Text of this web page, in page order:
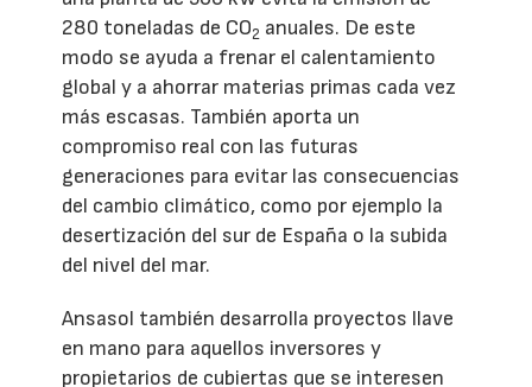
280 toneladas de CO2 anuales. De este
modo se ayuda a frenar el calentamiento
global y a ahorrar materias primas cada vez
más escasas. También aporta un
compromiso real con las futuras
generaciones para evitar las consecuencias
del cambio climático, como por ejemplo la
desertización del sur de España o la subida
del nivel del mar.
Ansasol también desarrolla proyectos llave
en mano para aquellos inversores y
propietarios de cubiertas que se interesen